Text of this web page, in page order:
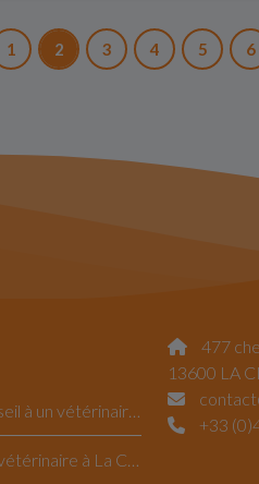
1 2 3 4 5 6
Demander conseil à un vétérinaire La Ciotat
Clinique vétérinaire à La Ciotat : la Saint Valentin
477
13600 LA
+33